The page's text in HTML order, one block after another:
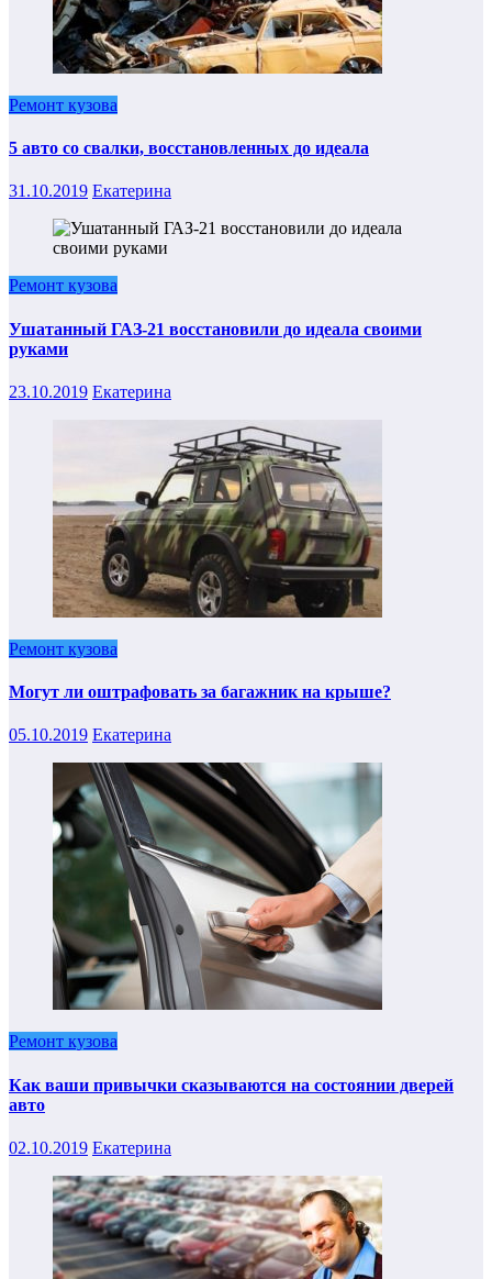
Ремонт кузова
5 авто со свалки, восстановленных до идеала
31.10.2019 Екатерина
Ремонт кузова
Ушатанный ГАЗ-21 восстановили до идеала своими
руками
23.10.2019 Екатерина
Ремонт кузова
Могут ли оштрафовать за багажник на крыше?
05.10.2019 Екатерина
Ремонт кузова
Как ваши привычки сказываются на состоянии дверей
авто
02.10.2019 Екатерина